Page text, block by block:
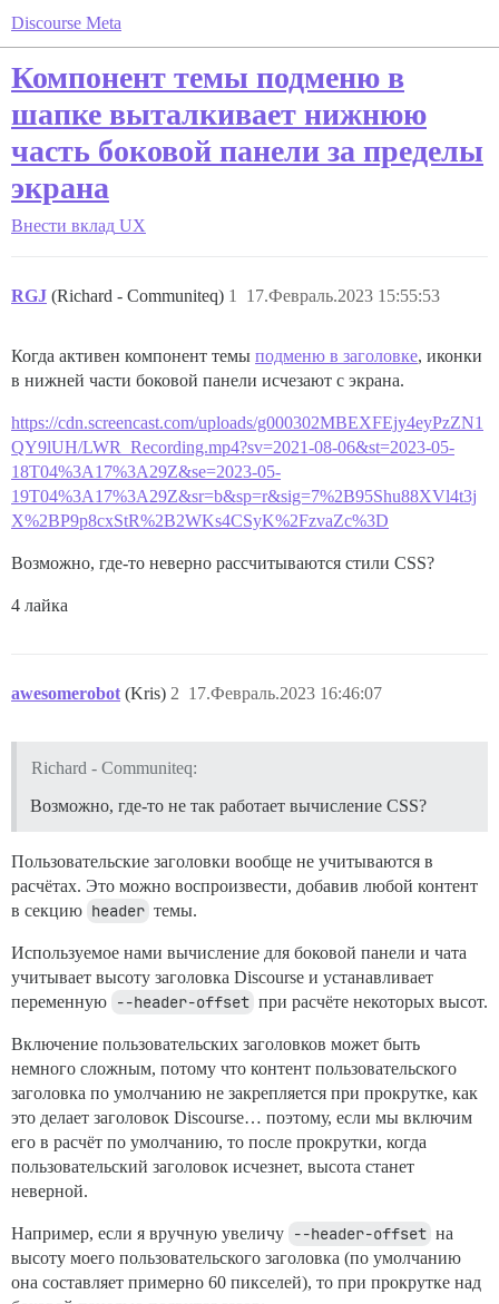
Discourse Meta
Компонент темы подменю в
шапке выталкивает нижнюю
часть боковой панели за пределы
экрана
Внести вклад UX
RGJ (Richard - Communiteq) 17.Февраль.2023 15:55:53
1
Когда активен компонент темы подменю в заголовке, иконки
в нижней части боковой панели исчезают с экрана.
https://cdn.screencast.com/uploads/g000302MBEXFEjy4eyPzZN1
QY9lUH/LWR_Recording.mp4?sv=2021-08-06&st=2023-05-
18T04%3A17%3A29Z&se=2023-05-
19T04%3A17%3A29Z&sr=b&sp=r&sig=7%2B95Shu88XVl4t3j
X%2BP9p8cxStR%2B2WKs4CSyK%2FzvaZc%3D
Возможно, где-то неверно рассчитываются стили CSS?
4 лайка
awesomerobot (Kris) 17.Февраль.2023 16:46:07
2
Richard - Communiteq:
Возможно, где-то не так работает вычисление CSS?
Пользовательские заголовки вообще не учитываются в
расчётах. Это можно воспроизвести, добавив любой контент
в секцию header темы.
Используемое нами вычисление для боковой панели и чата
учитывает высоту заголовка Discourse и устанавливает
переменную --header-offset при расчёте некоторых высот.
Включение пользовательских заголовков может быть
немного сложным, потому что контент пользовательского
заголовка по умолчанию не закрепляется при прокрутке, как
это делает заголовок Discourse… поэтому, если мы включим
его в расчёт по умолчанию, то после прокрутки, когда
пользовательский заголовок исчезнет, высота станет
неверной.
Например, если я вручную увеличу --header-offset на
высоту моего пользовательского заголовка (по умолчанию
она составляет примерно 60 пикселей), то при прокрутке над